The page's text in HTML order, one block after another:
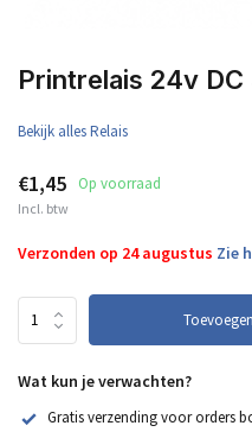
Printrelais 24v
Bekijk alles Relais
€1,45 Op voorraad
Incl. btw
Verzonden op 24 augustus Zie
Wat kun je verwachten?
Gratis verzending voor orders